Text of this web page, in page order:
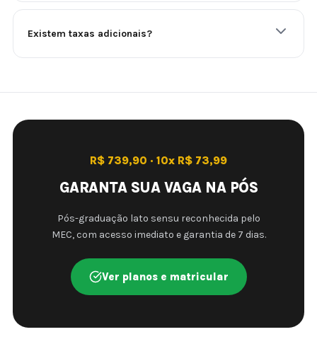
Existem taxas adicionais?
R$ 739,90 · 10x R$ 73,99
GARANTA SUA VAGA NA PÓS
Pós-graduação lato sensu reconhecida pelo
MEC, com acesso imediato e garantia de 7 dias.
Ver planos e matricular